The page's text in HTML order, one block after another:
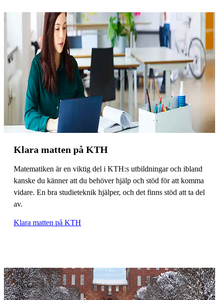
Klara matten på KTH
Matematiken är en viktig del i KTH:s utbildningar och ibland
kanske du känner att du behöver hjälp och stöd för att komma
vidare. En bra studieteknik hjälper, och det finns stöd att ta del
av.
Klara matten på KTH